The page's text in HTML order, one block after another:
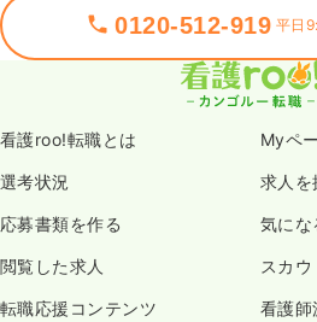
0120-512-919 平日
看護roo!転職とは Myペ
選考状況 求人を
応募書類を作る 気にな
閲覧した求人 スカウ
転職応援コンテンツ 看護師